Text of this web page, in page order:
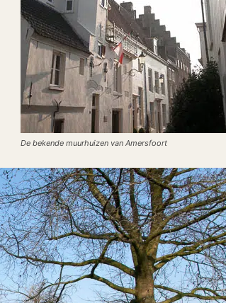
De bekende muurhuizen van Amersfoort